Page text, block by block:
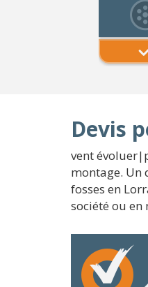
Devis
vent
montage. Un
fosses en
société ou